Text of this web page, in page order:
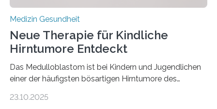
Medizin Gesundheit
Neue Therapie für Kindliche
Hirntumore Entdeckt
Das Medulloblastom ist bei Kindern und Jugendlichen
einer der häufigsten bösartigen Hirntumore des
Betroffenen können mit heutigen Methoden geheilt
23.10.2025